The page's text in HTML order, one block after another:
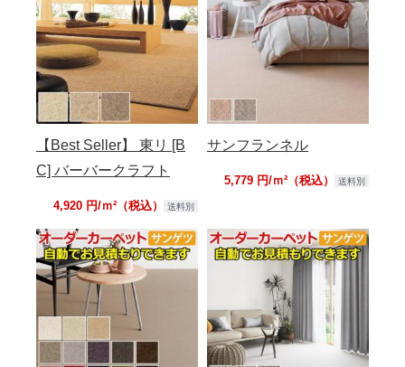
【Best Seller】 東リ [B
C] バーバークラフト
4,920 円/ｍ²（税込） 送料別
サンフランネル
5,779 円/ｍ²（税込） 送料別